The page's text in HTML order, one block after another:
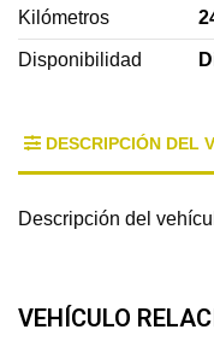
Kilómetros
Disponibilidad
DESCRIPCIÓN DEL
Descripción del
VEHÍCULO